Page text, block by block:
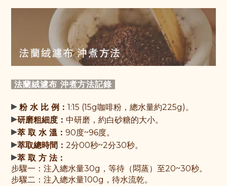
法蘭絨濾布 沖煮方法記錄
▸ 粉 水 比 例： 1:15 (15g咖啡粉，總水量約225g)。
▸研磨粗細度： 中研磨，約白砂糖的大小。
▸萃 取 水 溫： 90度~96度。
▸萃取總時間： 2分00秒~2分30秒。
▸萃 取 方 法：
步驟一： 注入總水量30g，等待（悶蒸）至20~30秒。
步驟二： 注入總水量100g，待水流乾。